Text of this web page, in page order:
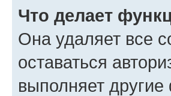
Что делает
Она удаляет все
оставаться
выполняет